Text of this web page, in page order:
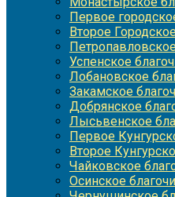
Первое
Второе
Успенское
Лобановское
Закамское
Добрянское
Лысьвенское
Первое
Второе
Чайковское
Осинское